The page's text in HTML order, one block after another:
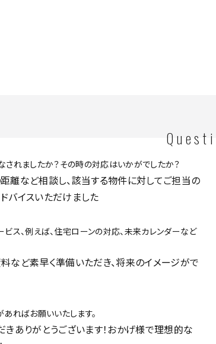
れましたか？その時の対応はいかがでしたか？
離など相談し、該当する物件に対してご担当の
バイスいただけました
ス、例えば、住宅ローンの対応、未来カレンダーなど
など素早く準備いただき、将来のイメージがで
ればお願いいたします。
きありがとうございます！おかげ様で理想的な